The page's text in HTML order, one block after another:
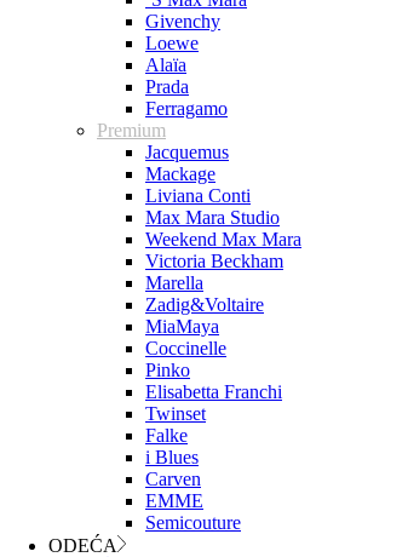
Givenchy
Loewe
Alaïa
Prada
Ferragamo
Premium
Jacquemus
Mackage
Liviana Conti
Max Mara Studio
Weekend Max Mara
Victoria Beckham
Marella
Zadig&Voltaire
MiaMaya
Coccinelle
Pinko
Elisabetta Franchi
Twinset
Falke
i Blues
Carven
EMME
Semicouture
ODEĆA